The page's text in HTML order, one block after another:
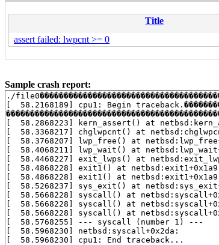
Title
assert failed: lwpcnt >= 0
Sample crash report:
./
[  58.2168189] cpu1: Begin
[  58.2868223] kern_assert() at
[  58.3368217] chglwpcnt() at
[  58.3768207] lwp_free() at
[  58.4068211] lwp_wait() at
[  58.4468227] exit_lwps() at
[  58.4868228] exit1() at
[  58.4868228] exit1() at netbsd:exit1+0x1a9
[  58.5268237] sys_exit() at
[  58.5668228] syscall() at
[  58.5668228] syscall() at
[  58.5668228] syscall() at
[  58.5768255] --- syscall (number 1) ---
[  58.5968230] netbsd:syscall+0x2da:
[  58.5968230] cpu1: End traceback...